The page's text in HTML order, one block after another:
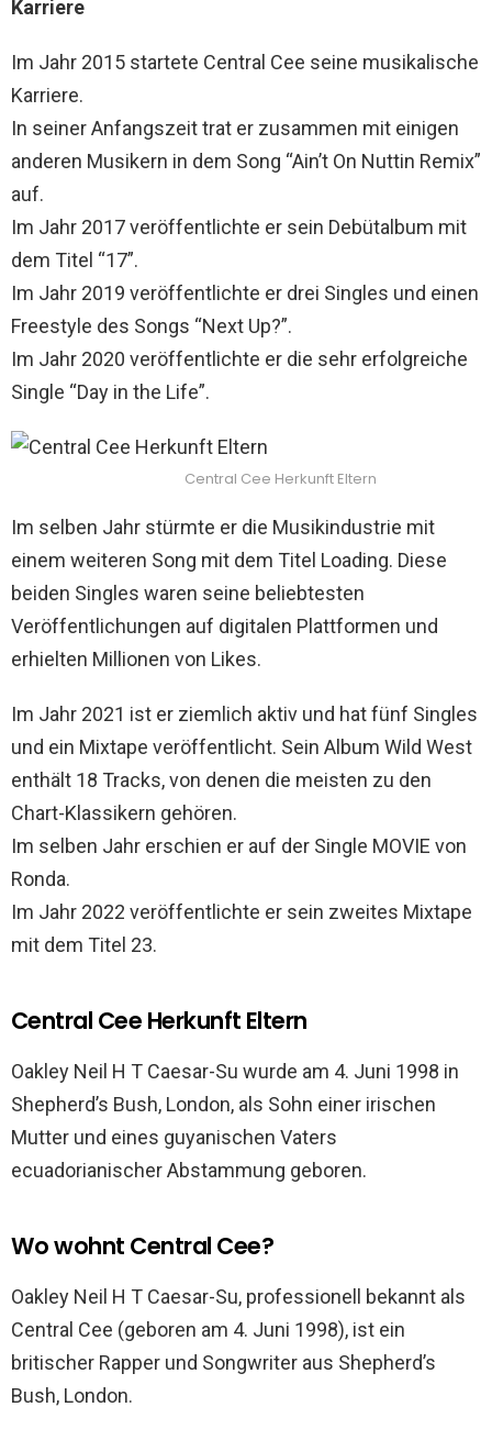
Karriere
Im Jahr 2015 startete Central Cee seine musikalische
Karriere.
In seiner Anfangszeit trat er zusammen mit einigen
anderen Musikern in dem Song “Ain’t On Nuttin Remix”
auf.
Im Jahr 2017 veröffentlichte er sein Debütalbum mit
dem Titel “17”.
Im Jahr 2019 veröffentlichte er drei Singles und einen
Freestyle des Songs “Next Up?”.
Im Jahr 2020 veröffentlichte er die sehr erfolgreiche
Single “Day in the Life”.
Central Cee Herkunft Eltern
Im selben Jahr stürmte er die Musikindustrie mit
einem weiteren Song mit dem Titel Loading. Diese
beiden Singles waren seine beliebtesten
Veröffentlichungen auf digitalen Plattformen und
erhielten Millionen von Likes.
Im Jahr 2021 ist er ziemlich aktiv und hat fünf Singles
und ein Mixtape veröffentlicht. Sein Album Wild West
enthält 18 Tracks, von denen die meisten zu den
Chart-Klassikern gehören.
Im selben Jahr erschien er auf der Single MOVIE von
Ronda.
Im Jahr 2022 veröffentlichte er sein zweites Mixtape
mit dem Titel 23.
Central Cee Herkunft Eltern
Oakley Neil H T Caesar-Su wurde am 4. Juni 1998 in
Shepherd’s Bush, London, als Sohn einer irischen
Mutter und eines guyanischen Vaters
ecuadorianischer Abstammung geboren.
Wo wohnt Central Cee?
Oakley Neil H T Caesar-Su, professionell bekannt als
Central Cee (geboren am 4. Juni 1998), ist ein
britischer Rapper und Songwriter aus Shepherd’s
Bush, London.